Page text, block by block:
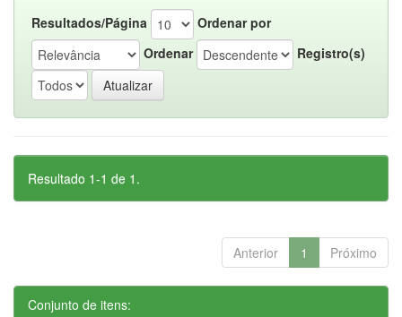
Resultados/Página
Ordenar por
Ordenar
Registro(s)
Resultado 1-1 de 1.
Anterior 1 Próximo
Conjunto de itens: